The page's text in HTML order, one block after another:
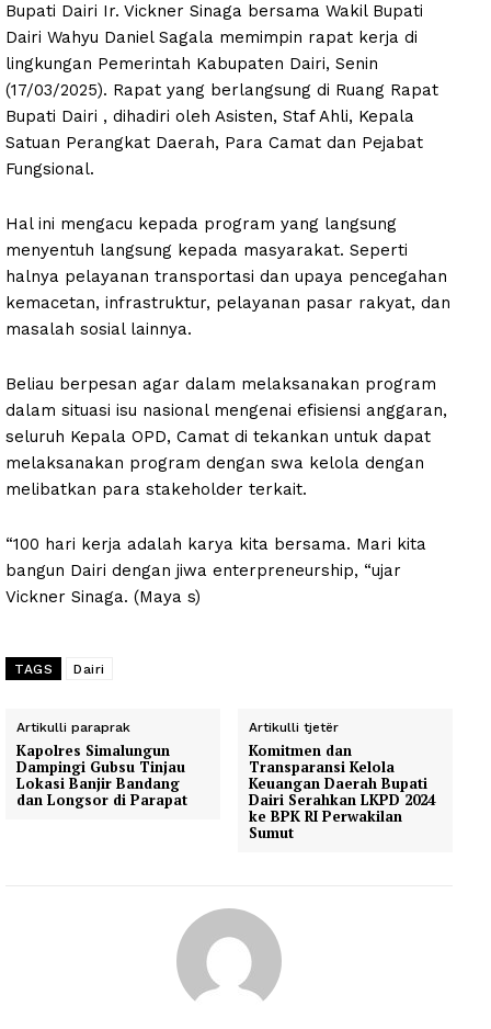
Bupati Dairi Ir. Vickner Sinaga bersama Wakil Bupati
Dairi Wahyu Daniel Sagala memimpin rapat kerja di
lingkungan Pemerintah Kabupaten Dairi, Senin
(17/03/2025). Rapat yang berlangsung di Ruang Rapat
Bupati Dairi , dihadiri oleh Asisten, Staf Ahli, Kepala
Satuan Perangkat Daerah, Para Camat dan Pejabat
Fungsional.
Hal ini mengacu kepada program yang langsung
menyentuh langsung kepada masyarakat. Seperti
halnya pelayanan transportasi dan upaya pencegahan
kemacetan, infrastruktur, pelayanan pasar rakyat, dan
masalah sosial lainnya.
Beliau berpesan agar dalam melaksanakan program
dalam situasi isu nasional mengenai efisiensi anggaran,
seluruh Kepala OPD, Camat di tekankan untuk dapat
melaksanakan program dengan swa kelola dengan
melibatkan para stakeholder terkait.
“100 hari kerja adalah karya kita bersama. Mari kita
bangun Dairi dengan jiwa enterpreneurship, “ujar
Vickner Sinaga. (Maya s)
TAGS Dairi
Artikulli paraprak
Kapolres Simalungun
Dampingi Gubsu Tinjau
Lokasi Banjir Bandang
dan Longsor di Parapat
Artikulli tjetër
Komitmen dan
Transparansi Kelola
Keuangan Daerah Bupati
Dairi Serahkan LKPD 2024
ke BPK RI Perwakilan
Sumut